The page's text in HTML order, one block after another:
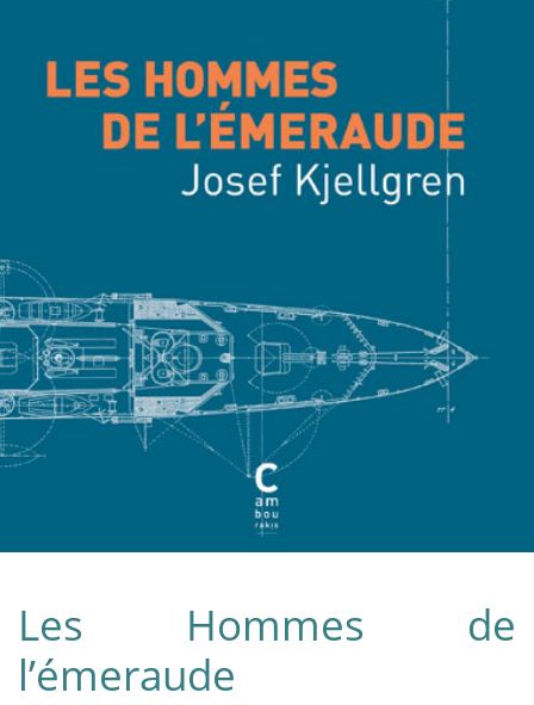
Les Hommes de
l’émeraude